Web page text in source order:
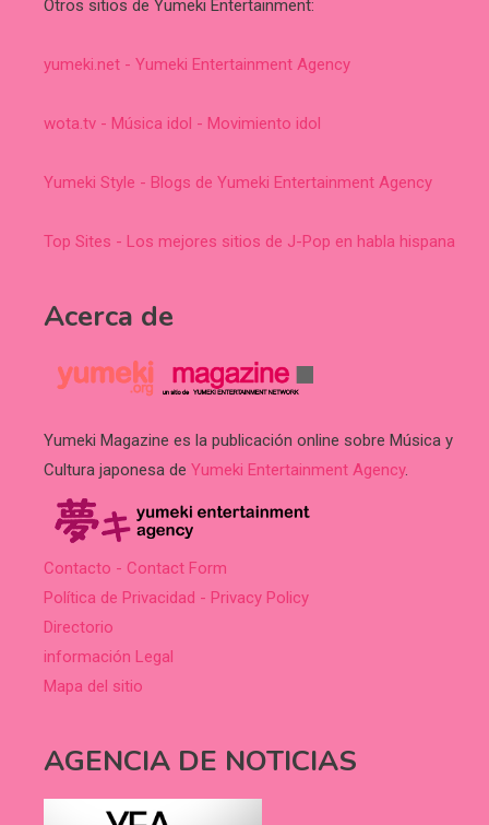
Otros sitios de Yumeki Entertainment:
yumeki.net - Yumeki Entertainment Agency
wota.tv - Música idol - Movimiento idol
Yumeki Style - Blogs de Yumeki Entertainment Agency
Top Sites - Los mejores sitios de J-Pop en habla hispana
Acerca de
Yumeki Magazine es la publicación online sobre Música y
Cultura japonesa de Yumeki Entertainment Agency.
Contacto - Contact Form
Política de Privacidad - Privacy Policy
Directorio
información Legal
Mapa del sitio
AGENCIA DE NOTICIAS